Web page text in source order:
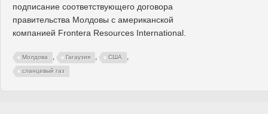
подписание соответствующего договора
правительства Молдовы с американской
компанией Frontera Resources International.
Молдова , Гагаузия , США ,
сланцевый газ